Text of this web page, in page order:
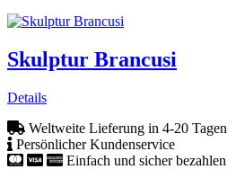
Skulptur Brancusi
Details
Weltweite Lieferung in 4-20 Tagen
Persönlicher Kundenservice
Einfach und sicher bezahlen